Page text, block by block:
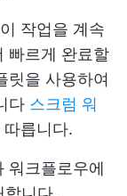
작업을 계속
빠르게 완료할
릿을 사용하여
다 스크럼 워
릅니다.
워크플로우에